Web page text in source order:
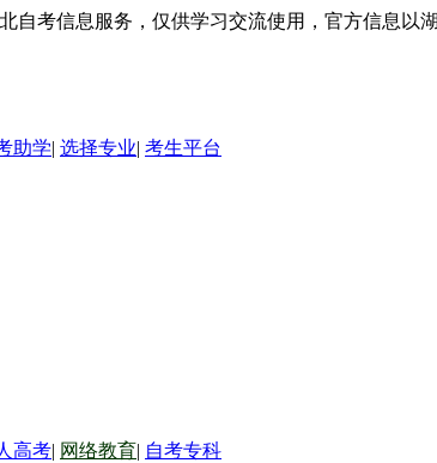
自考信息服务，仅供学习交流使用，官方信息以
助学| 选择专业| 考生平台
高考| 网络教育| 自考专科